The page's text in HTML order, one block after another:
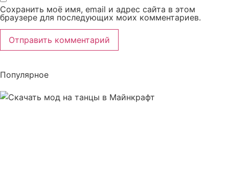
Сохранить моё имя, email и адрес сайта в этом
браузере для последующих моих комментариев.
Популярное